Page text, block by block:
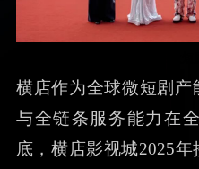
横店作为全球微短剧产
与全链条服务能力在
底，横店影视城2025